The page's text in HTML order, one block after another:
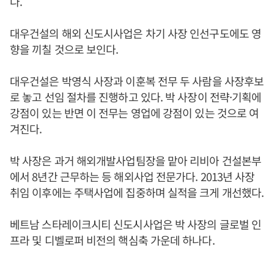
대우건설의 해외 신도시사업은 차기 사장 인선구도에도 영
향을 끼칠 것으로 보인다.
대우건설은 박영식 사장과 이훈복 전무 두 사람을 사장후보
로 놓고 선임 절차를 진행하고 있다. 박 사장이 전략·기획에
강점이 있는 반면 이 전무는 영업에 강점이 있는 것으로 여
겨진다.
박 사장은 과거 해외개발사업팀장을 맡아 리비아 건설본부
에서 8년간 근무하는 등 해외사업 전문가다. 2013년 사장
취임 이후에는 주택사업에 집중하며 실적을 크게 개선했다.
베트남 스타레이크시티 신도시사업은 박 사장의 글로벌 인
프라 및 디벨로퍼 비전의 핵심축 가운데 하나다.